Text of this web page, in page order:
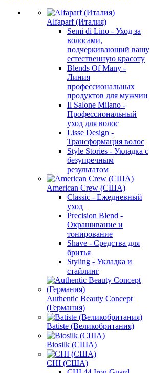
Alfaparf (Италия)
Semi di Lino - Уход за
волосами,
подчеркивающий вашу
естественную красоту
Blends Of Many -
Линия
профессиональных
продуктов для мужчин
Il Salone Milano -
Профессиональный
уход для волос
Lisse Design -
Трансформация волос
Style Stories - Укладка с
безупречным
результатом
American Crew (США)
Classic - Ежедневный
уход
Precision Blend -
Окрашивание и
тонирование
Shave - Средства для
бритья
Styling - Укладка и
стайлинг
Authentic Beauty Concept
(Германия)
Batiste (Великобритания)
Biosilk (США)
CHI (США)